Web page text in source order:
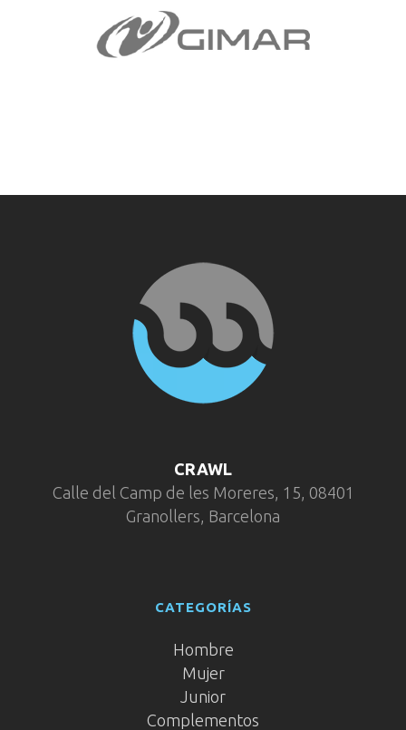
CRAWL
Calle del Camp de les Moreres, 15, 08401
Granollers, Barcelona
CATEGORÍAS
Hombre
Mujer
Junior
Complementos